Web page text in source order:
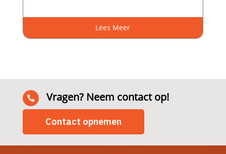
Lees Meer
 Vragen? Neem contact op!
Contact opnemen